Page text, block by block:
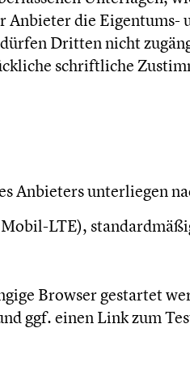
die
Dritten nicht
schriftliche
Anbieters unterliegen
LTE),
Browser gestartet
ggf. einen Link zum